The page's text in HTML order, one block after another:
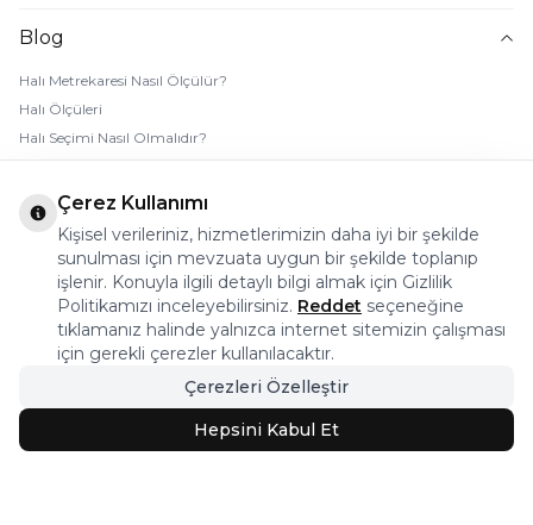
Blog
Halı Metrekaresi Nasıl Ölçülür?
Halı Ölçüleri
Halı Seçimi Nasıl Olmalıdır?
Halı Rengi Nasıl Seçilir?
Halı Temizliği Nasıl Yapılır?
Bebek Halı Temizliği Nasıl Yapılır?
7 Adımda Halı Lekesi Çıkarma
Halı Kaydırmaz Ped Nasıl Kullanılır?
© 2026 Halı Stores Her Hakkı Saklıdır, Kopyalanamaz.
Bu firma ETBİS’e kayıtlıdır.
Çerez Kullanımı
Kişisel verileriniz, hizmetlerimizin daha iyi bir şekilde
sunulması için mevzuata uygun bir şekilde toplanıp
işlenir. Konuyla ilgili detaylı bilgi almak için Gizlilik
Politikamızı inceleyebilirsiniz. Reddet seçeneğine
tıklamanız halinde yalnızca internet sitemizin çalışması
için gerekli çerezler kullanılacaktır.
Çerezleri Özelleştir
Hepsini Kabul Et